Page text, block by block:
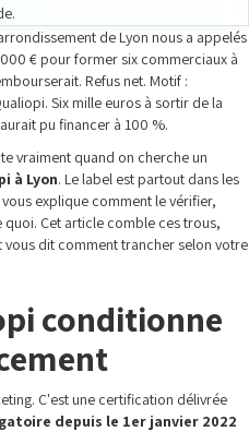
de Lyon nous a appelés
€ pour former six commerciaux à
Refus net. Motif :
Six mille euros à sortir de la
pu financer à 100 %.
vraiment quand on cherche un
à Lyon. Le label est partout dans les
explique comment le vérifier,
Cet article comble ces trous,
dit comment trancher selon votre
conditionne
C'est une certification délivrée
depuis le 1er janvier 2022